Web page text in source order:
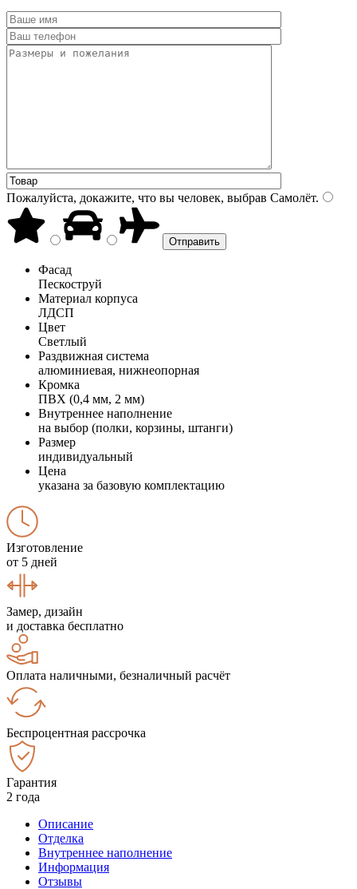
Пожалуйста, докажите, что вы человек, выбрав Самолёт.
Фасад
Пескоструй
Материал корпуса
ЛДСП
Цвет
Светлый
Раздвижная система
алюминиевая, нижнеопорная
Кромка
ПВХ (0,4 мм, 2 мм)
Внутреннее наполнение
на выбор (полки, корзины, штанги)
Размер
индивидуальный
Цена
указана за базовую комплектацию
Изготовление
от 5 дней
Замер, дизайн
и доставка бесплатно
Оплата наличными, безналичный расчёт
Беспроцентная рассрочка
Гарантия
2 года
Описание
Отделка
Внутреннее наполнение
Информация
Отзывы